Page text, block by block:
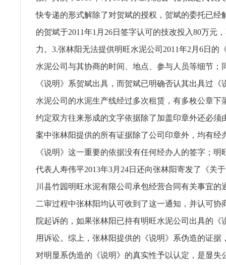
快专递的形式解除了对贺斌的授权，贺斌的委托已经
的贺斌于2011年1月26日签字认可的技改投入80万元
力。3.张林阳无法提供明旺水泥公司2011年2月6日的
水泥公司与其协商的时间、地点、参与人员等细节；
《说明》系贺斌出具，而贺斌已明确否认其出具过《
水泥公司的水泥生产线经过多次租赁，有多枚公章下
约定双方往来形成的文字依据除了加盖印章外还必须
案中张林阳提供的所有证据除了公司印章外，均有经
《说明》这一重要的依据没有任何经办人的签字；明
代表人寿伟平2013年3月24日还向张林阳寄发了《关
川县竹园明旺水泥有限公司承包经营合同有关事宜的
二审过程中张林阳均认可收到了这一通知，并认可协
院起诉的，如果张林阳已持有明旺水泥公司出具的《
用诉讼。综上，张林阳提供的《说明》系伪造的证据
对明显系伪造的《说明》的真实性予以认定，是显失